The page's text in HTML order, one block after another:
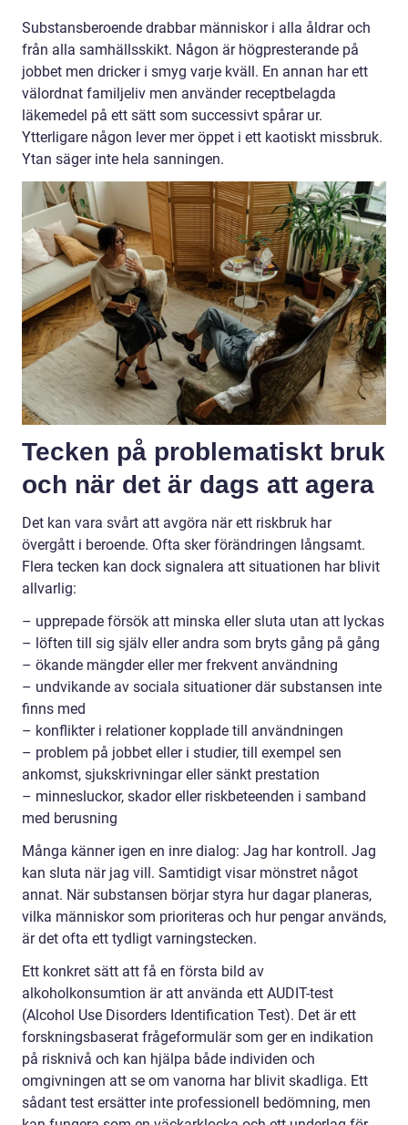
Substansberoende drabbar människor i alla åldrar och
från alla samhällsskikt. Någon är högpresterande på
jobbet men dricker i smyg varje kväll. En annan har ett
välordnat familjeliv men använder receptbelagda
läkemedel på ett sätt som successivt spårar ur.
Ytterligare någon lever mer öppet i ett kaotiskt missbruk.
Ytan säger inte hela sanningen.
Tecken på problematiskt bruk
och när det är dags att agera
Det kan vara svårt att avgöra när ett riskbruk har
övergått i beroende. Ofta sker förändringen långsamt.
Flera tecken kan dock signalera att situationen har blivit
allvarlig:
– upprepade försök att minska eller sluta utan att lyckas
– löften till sig själv eller andra som bryts gång på gång
– ökande mängder eller mer frekvent användning
– undvikande av sociala situationer där substansen inte
finns med
– konflikter i relationer kopplade till användningen
– problem på jobbet eller i studier, till exempel sen
ankomst, sjukskrivningar eller sänkt prestation
– minnesluckor, skador eller riskbeteenden i samband
med berusning
Många känner igen en inre dialog: Jag har kontroll. Jag
kan sluta när jag vill. Samtidigt visar mönstret något
annat. När substansen börjar styra hur dagar planeras,
vilka människor som prioriteras och hur pengar används,
är det ofta ett tydligt varningstecken.
Ett konkret sätt att få en första bild av
alkoholkonsumtion är att använda ett AUDIT-test
(Alcohol Use Disorders Identification Test). Det är ett
forskningsbaserat frågeformulär som ger en indikation
på risknivå och kan hjälpa både individen och
omgivningen att se om vanorna har blivit skadliga. Ett
sådant test ersätter inte professionell bedömning, men